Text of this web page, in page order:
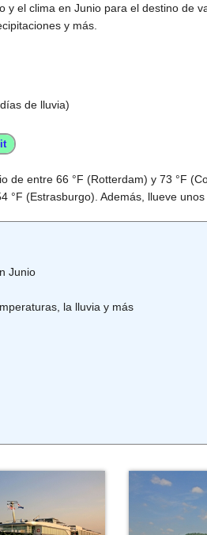
y el clima en Junio para el destino de
y más.
de lluvia)
de entre 66 °F (Rotterdam) y 73 °F
°F (Estrasburgo). Además, llueve
Junio
la lluvia y más